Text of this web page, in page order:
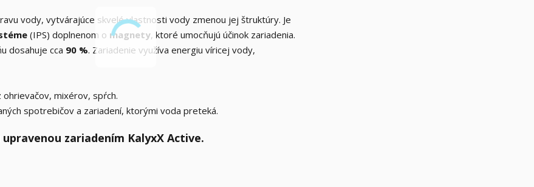
vody, vytvárajúce skvelé vlastnosti vody zmenou jej štruktúry. Je
(IPS) doplnenom o magnety, ktoré umocňujú účinok zariadenia.
dosahuje cca 90 %. Zariadenie využíva energiu víricej vody,
mixérov, spŕch.
spotrebičov a zariadení, ktorými voda preteká.
zariadením KalyxX Active.